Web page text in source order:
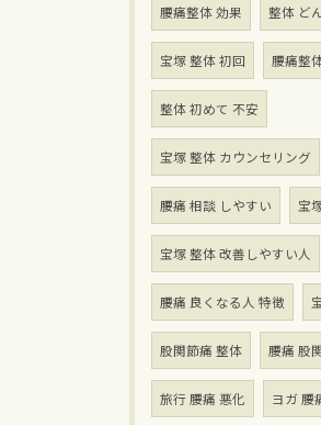
腰痛整体 効果 整体 ど
宝塚 整体 初回 腰痛整
整体 初めて 不安
宝塚 整体 カウンセリング
腰痛 相談 しやすい 宝
宝塚 整体 改善しやすい人
腰痛 良くなる人 特徴
股関節痛 整体 腰痛 股
旅行 腰痛 悪化 ヨガ 腰